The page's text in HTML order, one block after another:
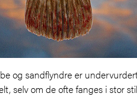
og sandflyndre er
selv om de ofte fanges i stor